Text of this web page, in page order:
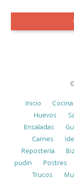
Inicio
Cocina
Huevos
Ensaladas
Carnes
Repostería
pudin
Postres
Trucos